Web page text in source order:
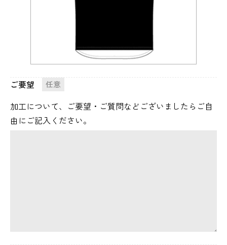
ご要望 任意
加工について、ご要望・ご質問などございましたらご自
由にご記入ください。